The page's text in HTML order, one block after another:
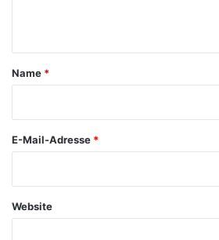
a
Name *
E-Mail-Adresse *
Website